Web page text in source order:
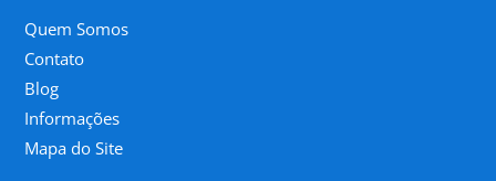
Quem Somos
Contato
Blog
Informações
Mapa do Site